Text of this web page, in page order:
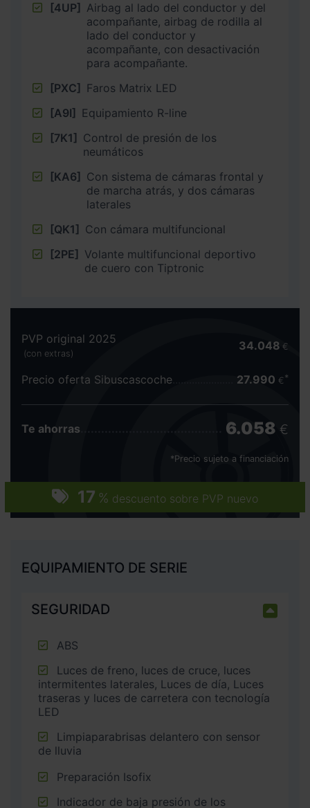
[4UP] Airbag al lado del conductor y del
acompañante, airbag de rodilla al
lado del conductor y
acompañante, con desactivación
para acompañante.
[PXC] Faros Matrix LED
[A9I] Equipamiento R-line
[7K1] Control de presión de los
neumáticos
[KA6] Con sistema de cámaras frontal y
de marcha atrás, y dos cámaras
laterales
[QK1] Con cámara multifuncional
[2PE] Volante multifuncional deportivo
de cuero con Tiptronic
17 % descuento sobre PVP nuevo
PVP original 2025
(con extras)
34.048 €
Precio oferta Sibuscascoche 27.990 €
Te ahorras 6.058 €
*Precio sujeto a financiación
EQUIPAMIENTO DE SERIE
SEGURIDAD
ABS
intermitentes laterales, Luces de día, Luces
traseras y luces de carretera con tecnología
LED
de lluvia
Preparación Isofix